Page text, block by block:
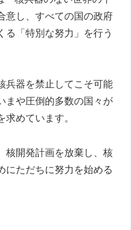
意し、すべての国の政府
る「特別な努力」を行う
兵器を禁止してこそ可能
まや圧倒的多数の国々が
めています。
核開発計画を放棄し、核
にただちに努力を始める